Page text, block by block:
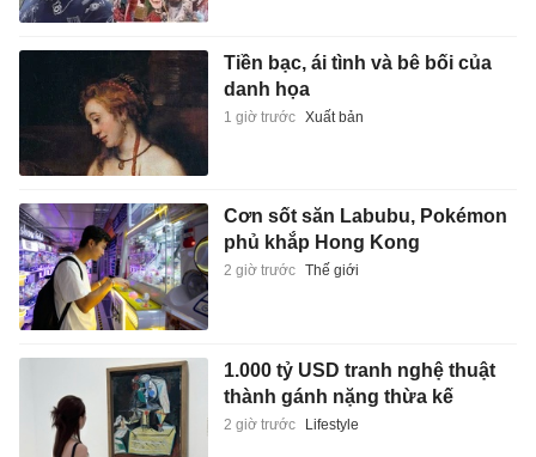
Tiền bạc, ái tình và bê bối của
danh họa
1 giờ trước Xuất bản
Cơn sốt săn Labubu, Pokémon
phủ khắp Hong Kong
2 giờ trước Thế giới
1.000 tỷ USD tranh nghệ thuật
thành gánh nặng thừa kế
2 giờ trước Lifestyle